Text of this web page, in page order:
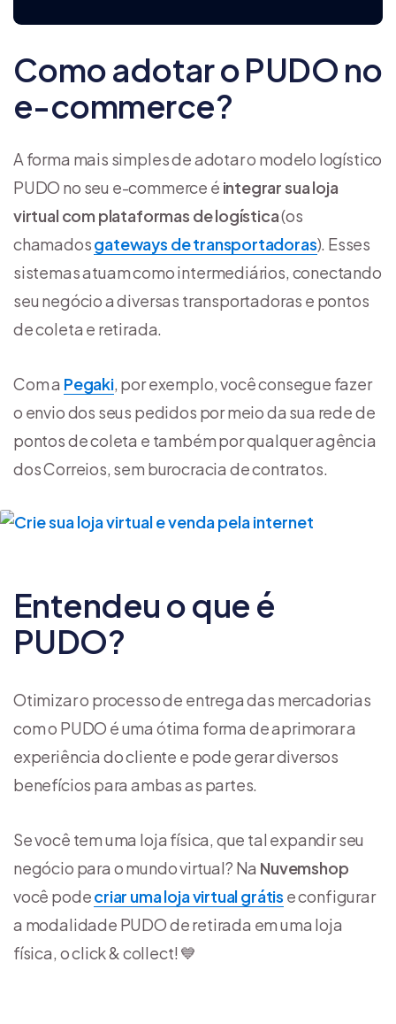
Como adotar o PUDO no
e-commerce?
A forma mais simples de adotar o modelo logístico
PUDO no seu e-commerce é integrar sua loja
virtual com plataformas de logística(os
chamadosgateways de transportadoras). Esses
sistemas atuam como intermediários, conectando
seu negócio a diversas transportadoras e pontos
de coleta e retirada.
Com a Pegaki, por exemplo, você consegue fazer
o envio dos seus pedidos por meio da sua rede de
pontos de coleta e também por qualquer agência
dos Correios, sem burocracia de contratos.
Entendeu o que é
PUDO?
Otimizar o processo de entrega das mercadorias
com o PUDO é uma ótima forma de aprimorar a
experiência do cliente e pode gerar diversos
benefícios para ambas as partes.
Se você tem uma loja física, que tal expandir seu
negócio para o mundo virtual? Na Nuvemshop
você podecriar uma loja virtual grátis e configurar
a modalidade PUDO de retirada em uma loja
física, o click & collect! 💙